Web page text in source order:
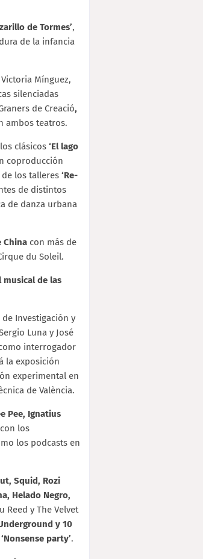
de Tormes’,
de la infancia
Mínguez,
silenciadas
de Creació,
ambos teatros.
clásicos ‘El lago
coproducción
de los talleres ‘Re-
de distintos
de danza urbana
China con más de
du Soleil.
musical de las
Investigación y
Luna y José
interrogador
la exposición
experimental en
de València.
Pee, Ignatius
los
los podcasts en
Squid, Rozi
Helado Negro,
Reed y The Velvet
y 10
‘Nonsense party’.